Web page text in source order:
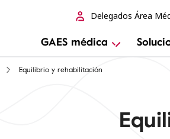
GAES médica
Delegados Área
Equilibrio y rehabilitación